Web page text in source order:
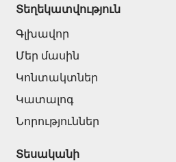
Տեղեկատվություն
Գլխավոր
Մեր մասին
Կոնտակտներ
Կատալոգ
Նորություններ
Տեսականի